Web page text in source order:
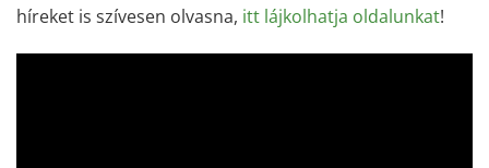
híreket is szívesen olvasna, itt lájkolhatja oldalunkat!